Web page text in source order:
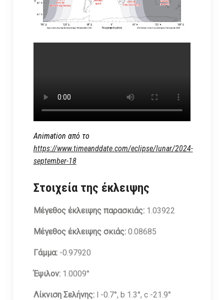
Animation από το
https://www.timeanddate.com/eclipse/lunar/2024-
september-18
Στοιχεία της έκλειψης
Μέγεθος έκλειψης παρασκιάς: 1.03922
Μέγεθος έκλειψης σκιάς:0.08685
Γάμμα:-0.97920
Έψιλον:1.0009°
Λίκνιση Σελήνης:l -0.7°, b 1.3°, c -21.9°